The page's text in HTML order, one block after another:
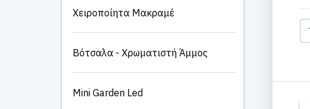
Χειροποίητα Μακραμέ
Βότσαλα - Χρωματιστή Άμμος
Mini Garden Led